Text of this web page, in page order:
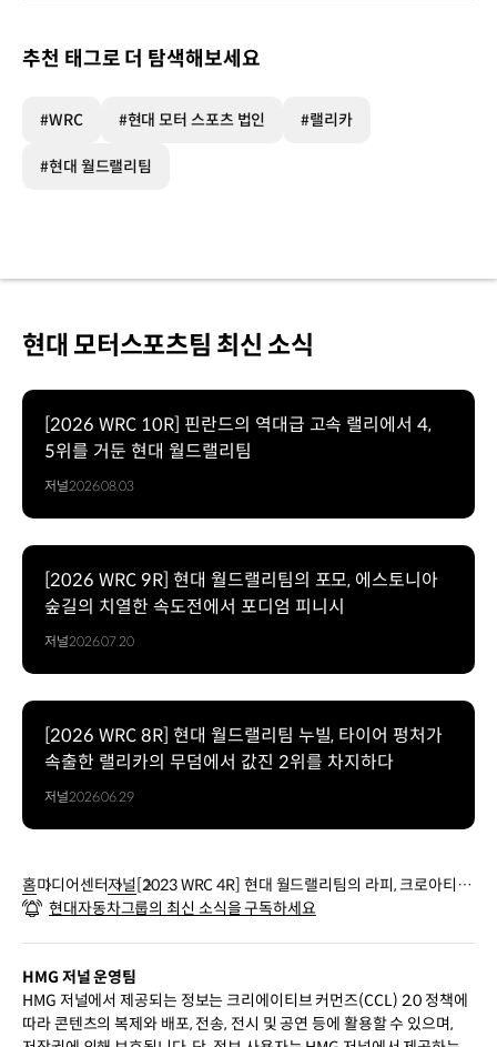
추천 태그로 더 탐색해보세요
#WRC #현대 모터 스포츠 법인 #랠리카
#현대 월드랠리팀
현대 모터스포츠팀 최신 소식
[2026 WRC 10R] 핀란드의 역대급 고속 랠리에서 4,
5위를 거둔 현대 월드랠리팀
저널2026.08.03
[2026 WRC 9R] 현대 월드랠리팀의 포모, 에스토니아
숲길의 치열한 속도전에서 포디엄 피니시
저널2026.07.20
[2026 WRC 8R] 현대 월드랠리팀 누빌, 타이어 펑처가
속출한 랠리카의 무덤에서 값진 2위를 차지하다
저널2026.06.29
홈미디어센터저널 [2023 WRC 4R] 현대 월드랠리팀의 라피, 크로아티아
에서 시즌 첫 포디엄 등극
현대자동차그룹의 최신 소식을 구독하세요
HMG 저널 운영팀
HMG 저널에서 제공되는 정보는 크리에이티브 커먼즈(CCL) 2.0 정책에
따라 콘텐츠의 복제와 배포, 전송, 전시 및 공연 등에 활용할 수 있으며,